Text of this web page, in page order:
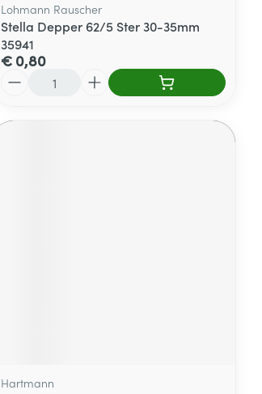
Lohmann Rauscher
Stella Depper 62/5 Ster 30-35mm
35941
€ 0,80
Hartmann